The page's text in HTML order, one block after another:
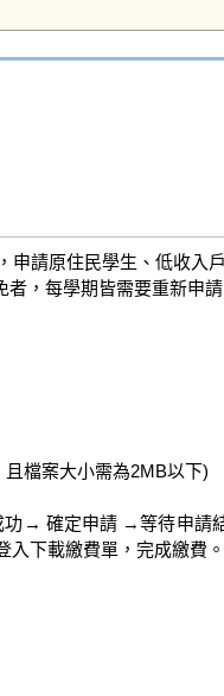
請原住民學生、低收入
，每學期皆需要重新申請
檔案大小需為2MB以下)
→ 確定申請 →等待申請
下載繳費單，完成繳費。